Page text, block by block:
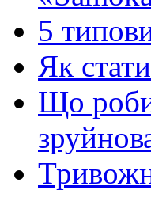
5
Як
Що